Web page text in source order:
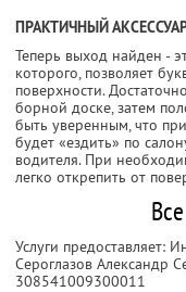
ПРАКТИЧНЫЙ
Теперь выход найден -
которого, позволяет
поверхности.
борной доске, затем
быть уверенным, что
будет «ездить» по
водителя. При
легко открепить от
Услуги предоставляет:
Сероглазов Александр
308541009300011